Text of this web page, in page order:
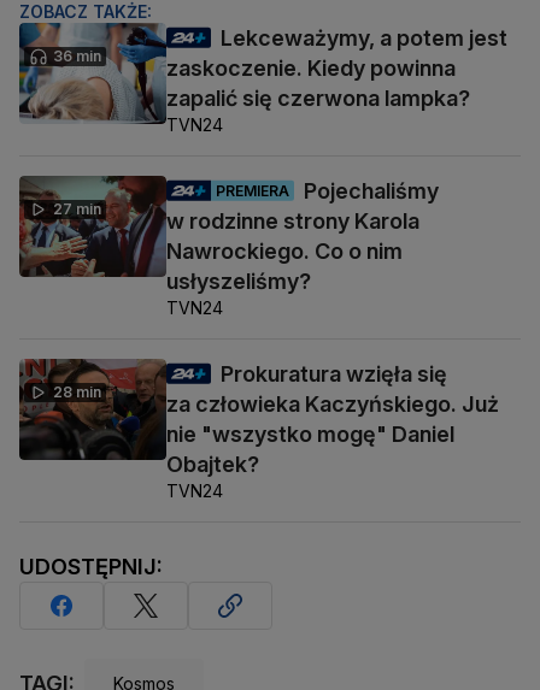
ZOBACZ TAKŻE:
36 min
Lekceważymy, a potem jest
zaskoczenie. Kiedy powinna
zapalić się czerwona lampka?
TVN24
27 min
PREMIERA
Pojechaliśmy
w rodzinne strony Karola
Nawrockiego. Co o nim
usłyszeliśmy?
TVN24
28 min
Prokuratura wzięła się
za człowieka Kaczyńskiego. Już
nie "wszystko mogę" Daniel
Obajtek?
TVN24
UDOSTĘPNIJ:
TAGI: Kosmos